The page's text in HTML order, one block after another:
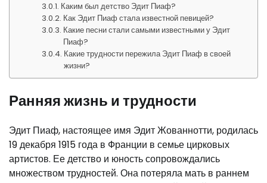
Каким был детство Эдит Пиаф?
Как Эдит Пиаф стала известной певицей?
Какие песни стали самыми известными у Эдит
Пиаф?
Какие трудности пережила Эдит Пиаф в своей
жизни?
Ранняя жизнь и трудности
Эдит Пиаф, настоящее имя Эдит Жованнотти, родилась
19 декабря 1915 года в Франции в семье цирковых
артистов. Ее детство и юность сопровождались
множеством трудностей. Она потеряла мать в раннем